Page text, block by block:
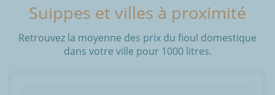
Suippes et villes à proximité
Retrouvez la moyenne des prix du fioul domestique
dans votre ville pour 1000 litres.